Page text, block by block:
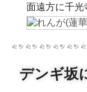
面遠方に千光
デンギ坂